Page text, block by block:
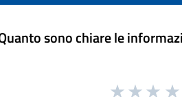
sono chiare le